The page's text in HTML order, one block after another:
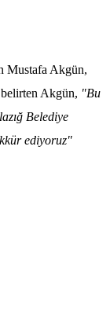
Mustafa Akgün,
Akgün, "Bu
Belediye
ediyoruz"